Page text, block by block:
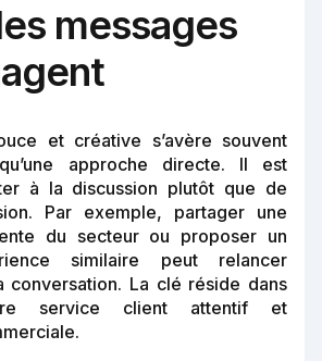
messages
et créative s’avère souvent
approche directe. Il est
à la discussion plutôt que de
Par exemple, partager une
du secteur ou proposer un
similaire peut relancer
conversation. La clé réside dans
service client attentif et